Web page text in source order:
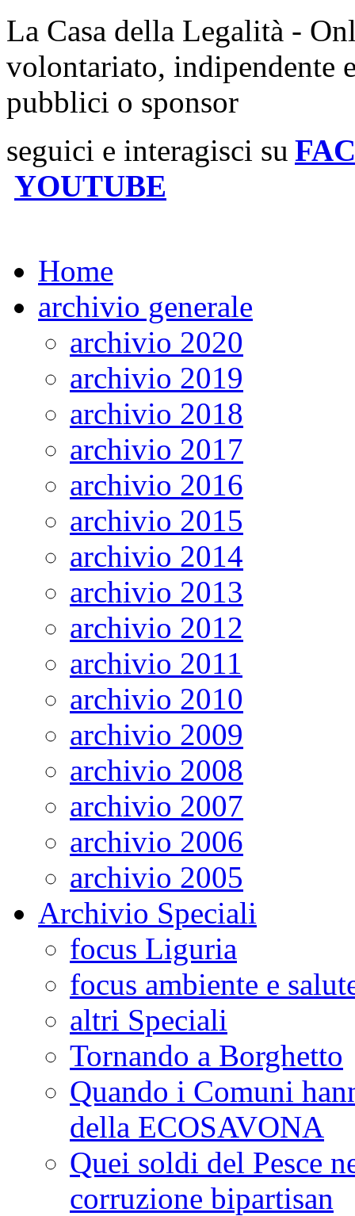
La Casa della Legalità -
volontariato, indipendente
pubblici o sponsor
seguici e interagisci su
YOUTUBE
Home
archivio generale
archivio 2020
archivio 2019
archivio 2018
archivio 2017
archivio 2016
archivio 2015
archivio 2014
archivio 2013
archivio 2012
archivio 2011
archivio 2010
archivio 2009
archivio 2008
archivio 2007
archivio 2006
archivio 2005
Archivio Speciali
focus Liguria
focus ambiente e
altri Speciali
Tornando a Borghetto
Quando i Comuni
della ECOSAVONA
Quei soldi del Pesce
corruzione bipartisan